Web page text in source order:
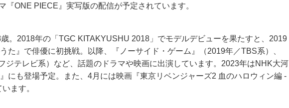
『ONE PIECE』実写版の配信が予定されています。
。2018年の「TGC KITAKYUSHU 2018」でモデルデビューを果たすと、2019
た』で俳優に初挑戦。以降、『ノーサイド・ゲーム』（2019年／TBS系）、
ジテレビ系）など、話題のドラマや映画に出演しています。2023年はNHK大河
にも登場予定。また、4月には映画『東京リベンジャーズ2 血のハロウィン編 -
ます。